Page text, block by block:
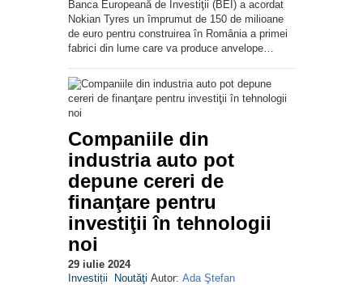
Banca Europeană de Investiţii (BEI) a acordat
Nokian Tyres un împrumut de 150 de milioane
de euro pentru construirea în România a primei
fabrici din lume care va produce anvelope…
Companiile din
industria auto pot
depune cereri de
finanţare pentru
investiţii în tehnologii
noi
29 iulie 2024
Investiții
Noutăţi Autor: Ada Ştefan